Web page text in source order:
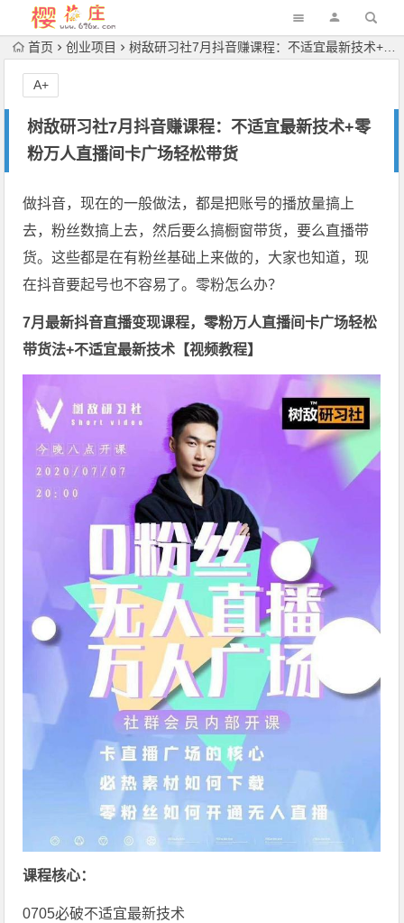
首页 创业项目 树敌‮习研‬社7月抖音赚课程：不适宜最新技术+零粉万人直播间卡广场轻松带货
树敌‮习研‬社7月抖音赚课程：不适宜最新技术+零
粉万人直播间卡广场轻松带货
A+
做抖音，现在的一般做法，都是把账号的播放量搞上
去，粉丝数搞上去，然后要么搞橱窗带货，要么直播带
货。这些都是在有粉丝基础上来做的，大家也知道，现
在抖音要起号也不容易了。零粉怎么办？
7月最新抖音直播变现课程，零粉万人直播间卡广场轻松
带货法+不适宜最新技术【视频教程】
课程核心：
0705必破不适宜最新技术